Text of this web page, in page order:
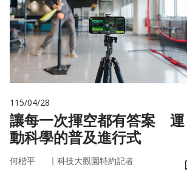
115/04/28
讓每一次揮空都有答案 運
動科學的普及進行式
何楷平 ｜ 科技大觀園特約記者